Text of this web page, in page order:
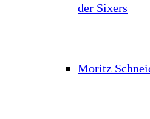
der Sixers
Moritz